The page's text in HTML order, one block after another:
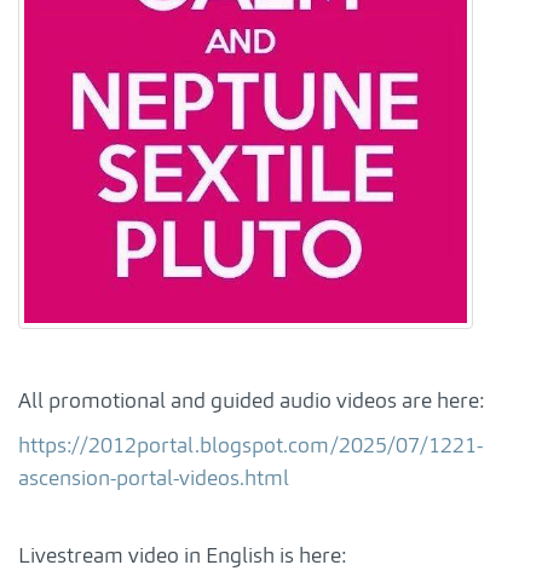
All promotional and guided audio videos are here:
https://2012portal.blogspot.com/2025/07/1221-
ascension-portal-videos.html
Livestream video in English is here: